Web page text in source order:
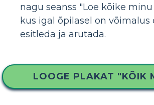
nagu seanss "Loe kõike
kus igal õpilasel on
esitleda ja arutada.
LOOGE PLAKAT "KÕIK